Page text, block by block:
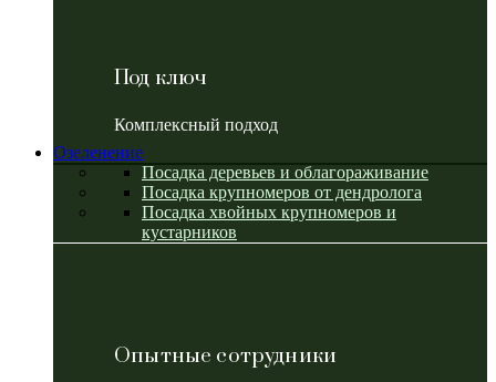
Под ключ
Комплексный подход
Озеленение
Посадка деревьев и облагораживание
Посадка крупномеров от дендролога
Посадка хвойных крупномеров и
кустарников
Опытные сотрудники